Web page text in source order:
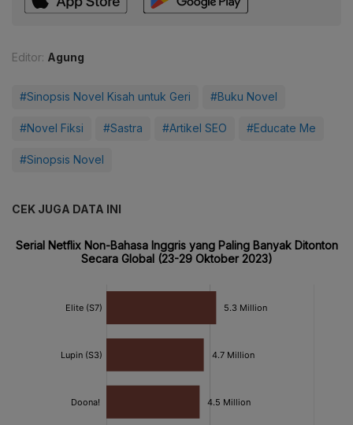
Editor: Agung
#Sinopsis Novel Kisah untuk Geri #Buku Novel
#Novel Fiksi #Sastra #Artikel SEO #Educate Me
#Sinopsis Novel
CEK JUGA DATA INI